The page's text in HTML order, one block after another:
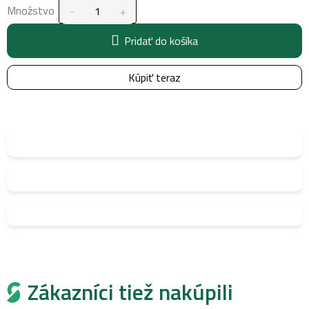
Množstvo
Pridať do košíka
Kúpiť teraz
Zákazníci tiež nakúpili